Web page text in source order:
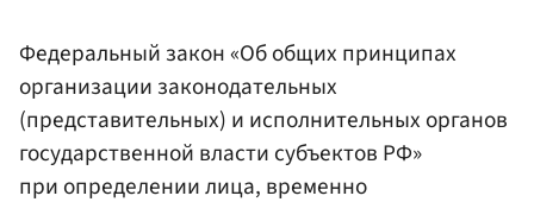
Федеральный закон «Об общих принципах
организации законодательных
(представительных) и исполнительных органов
государственной власти субъектов РФ»
при определении лица, временно